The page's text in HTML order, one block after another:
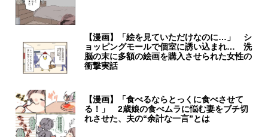
【漫画】「絵を見ていただけなのに…」 シ
ョッピングモールで個室に誘い込まれ… 洗
脳の末に多額の絵画を購入させられた女性の
衝撃実話
【漫画】「食べるならとっくに食べさせて
る！」 2歳娘の食べムラに悩む妻をブチ切
れさせた、夫の“余計な一言”とは